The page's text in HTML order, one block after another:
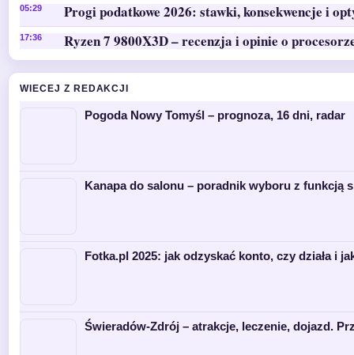
05:29 Progi podatkowe 2026: stawki, konsekwencje i
17:36 Ryzen 7 9800X3D – recenzja i opinie o
WIECEJ Z REDAKCJI
Pogoda Nowy Tomyśl – prognoza, 16 dni, radar
Kanapa do salonu – poradnik wyboru z funkcją
Fotka.pl 2025: jak odzyskać konto, czy działa i
Świeradów-Zdrój – atrakcje, leczenie, dojazd.